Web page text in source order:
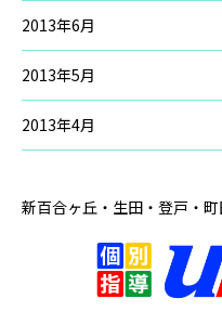
2013年6月
2013年5月
2013年4月
新百合ヶ丘・生田・登戸・